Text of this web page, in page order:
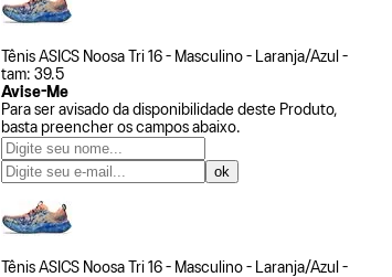
Tênis ASICS Noosa Tri 16 - Masculino - Laranja/Azul -
tam: 39.5
Avise-Me
Para ser avisado da disponibilidade deste Produto,
basta preencher os campos abaixo.
Tênis ASICS Noosa Tri 16 - Masculino - Laranja/Azul -